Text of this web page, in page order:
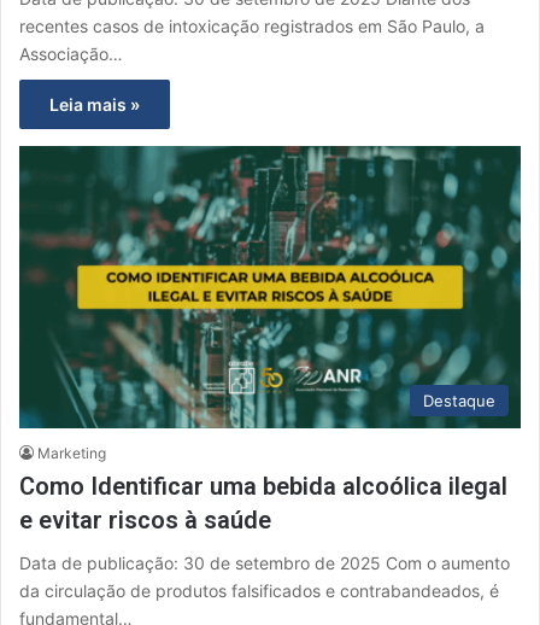
recentes casos de intoxicação registrados em São Paulo, a
Associação…
Leia mais »
Destaque
Marketing
Como Identificar uma bebida alcoólica ilegal
e evitar riscos à saúde
Data de publicação: 30 de setembro de 2025 Com o aumento
da circulação de produtos falsificados e contrabandeados, é
fundamental…